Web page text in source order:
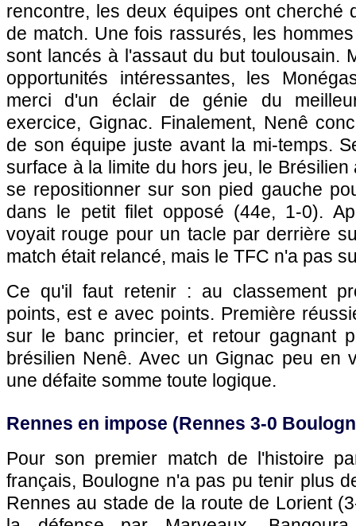
rencontre, les deux équipes ont cherché
de match. Une fois rassurés, les
sont lancés à l'assaut du but toulousain.
opportunités intéressantes, les
merci d'un éclair de génie du
exercice, Gignac. Finalement, Nenê
de son équipe juste avant la mi-temps.
surface à la limite du hors jeu, le Brésilien
se repositionner sur son pied gauche
dans le petit filet opposé (44e, 1-0).
voyait rouge pour un tacle par derrière
match était relancé, mais le TFC n'a pas
Ce qu'il faut retenir : au classement
points, est e avec points. Première
sur le banc princier, et retour gagnant
brésilien Nenê. Avec un Gignac peu en
une défaite somme toute logique.
Rennes en impose (Rennes 3-0
Pour son premier match de l'histoire
français, Boulogne n'a pas pu tenir plus
Rennes au stade de la route de Lorient